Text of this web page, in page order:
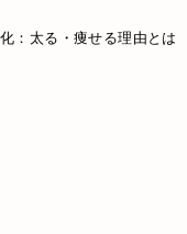
：太る・痩せる理由とは